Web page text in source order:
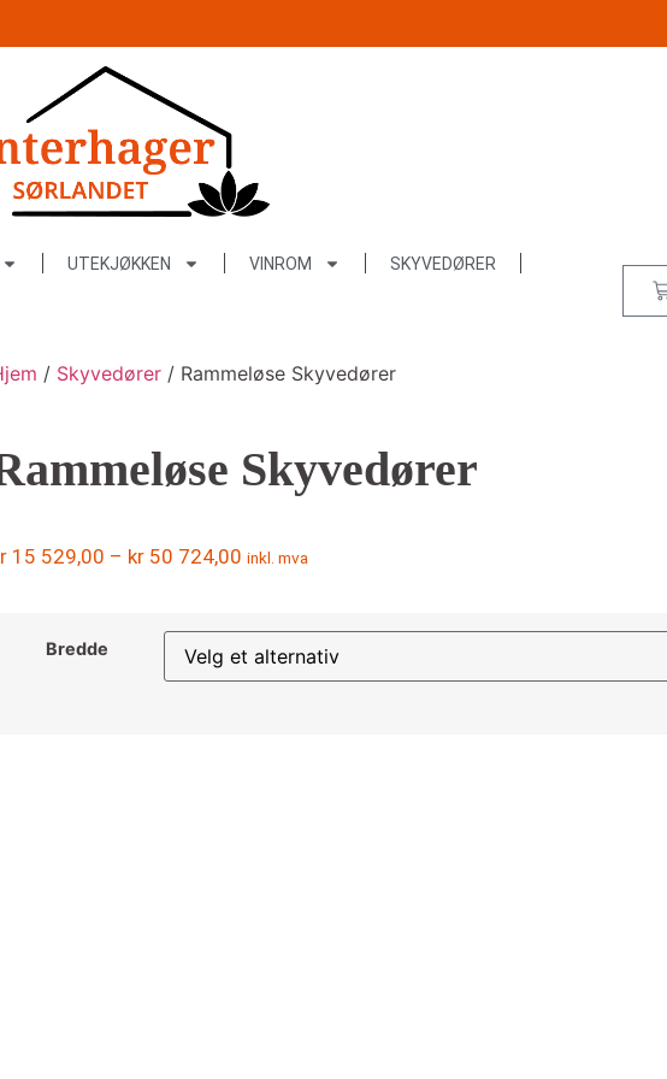
UTEKJØKKEN VINROM SKYVEDØRER
/ Skyvedører / Rammeløse Skyvedører
Skyvedører
15 529,00 – kr 50 724,00 inkl. mva
Bredde